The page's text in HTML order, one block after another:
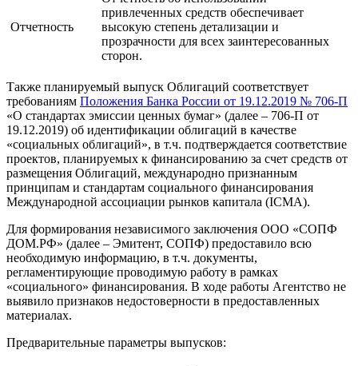
Отчетность
привлеченных средств обеспечивает
высокую степень детализации и
прозрачности для всех заинтересованных
сторон.
Также планируемый выпуск Облигаций соответствует
требованиям Положения Банка России от 19.12.2019 № 706-П
«О стандартах эмиссии ценных бумаг» (далее – 706-П от
19.12.2019) об идентификации облигаций в качестве
«социальных облигаций», в т.ч. подтверждается соответствие
проектов, планируемых к финансированию за счет средств от
размещения Облигаций, международно признанным
принципам и стандартам социального финансирования
Международной ассоциации рынков капитала (ICMA).
Для формирования независимого заключения ООО «СОПФ
ДОМ.РФ» (далее – Эмитент, СОПФ) предоставило всю
необходимую информацию, в т.ч. документы,
регламентирующие проводимую работу в рамках
«социального» финансирования. В ходе работы Агентство не
выявило признаков недостоверности в предоставленных
материалах.
Предварительные параметры выпусков: